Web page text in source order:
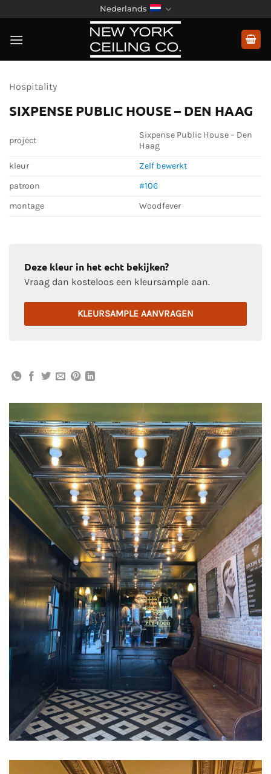
naar
inhoud
Nederlands
Hospitality
SIXPENSE PUBLIC HOUSE – DEN HAAG
project
Sixpense Public House – Den
Haag
kleur
Zelf bewerkt
patroon
#106
montage
Woodfever
Deze kleur in het echt bekijken?
Vraag dan kosteloos een kleursample aan.
KLEURSAMPLE AANVRAGEN